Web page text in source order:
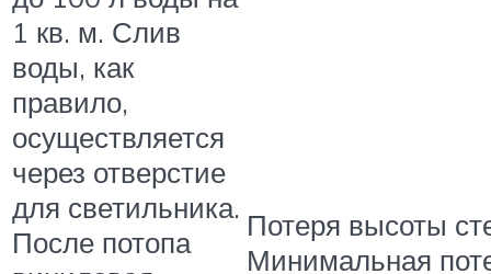
1 кв. м. Слив
воды, как
правило,
осуществляется
через отверстие
для светильника.
После потопа
Потеря высоты
Минимальная